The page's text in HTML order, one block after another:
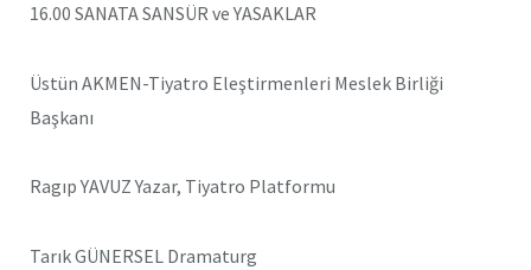
16.00 SANATA SANSÜR ve YASAKLAR
Üstün AKMEN-Tiyatro Eleştirmenleri Meslek Birliği
Başkanı
Ragıp YAVUZ Yazar, Tiyatro Platformu
Tarık GÜNERSEL Dramaturg